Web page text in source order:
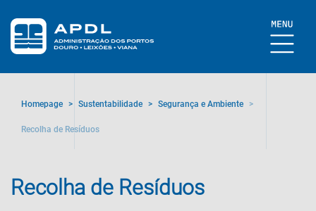
Homepage > Sustentabilidade > Segurança e Ambiente >
Recolha de Resíduos
Recolha de Resíduos